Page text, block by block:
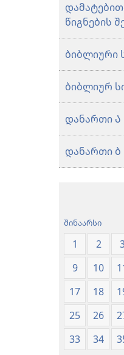
წიგნების
ბიბლიური
ბიბლიურ
დანართი Ა
დანართი ბ
შინაარსი
1 2
9
10
17
18
25
26
33
34